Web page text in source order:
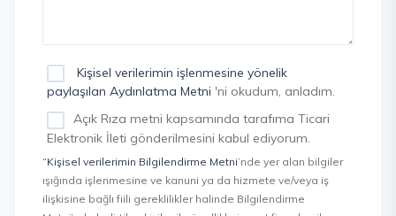
Kişisel verilerimin işlenmesine yönelik
paylaşılan Aydınlatma Metni 'ni okudum, anladım.
Açık Rıza metni kapsamında tarafıma Ticari
Elektronik İleti gönderilmesini kabul ediyorum.
“Kişisel verilerimin Bilgilendirme Metni’nde yer alan bilgiler
ışığında işlenmesine ve kanuni ya da hizmete ve/veya iş
ilişkisine bağlı fiili gereklilikler halinde Bilgilendirme